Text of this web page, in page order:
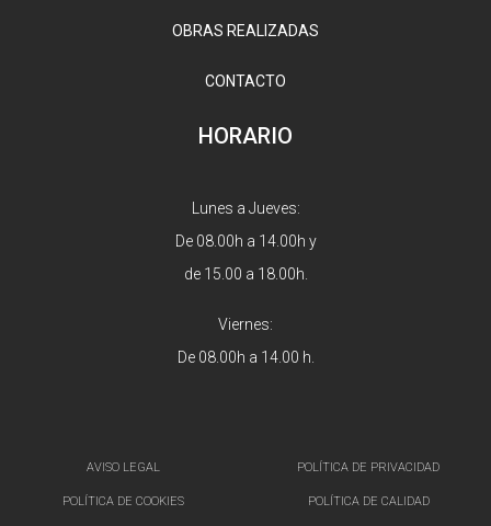
OBRAS REALIZADAS
CONTACTO
HORARIO
Lunes a Jueves:
De 08.00h a 14.00h y
de 15.00 a 18.00h.
Viernes:
De 08.00h a 14.00 h.
AVISO LEGAL POLÍTICA DE PRIVACIDAD
POLÍTICA DE COOKIES POLÍTICA DE CALIDAD